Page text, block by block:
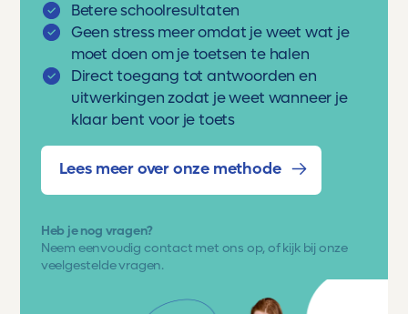
Betere schoolresultaten
Geen stress meer omdat je weet wat je
moet doen om je toetsen te halen
Direct toegang tot antwoorden en
uitwerkingen zodat je weet wanneer je
klaar bent voor je toets
Lees meer over onze methode
Heb je nog vragen?
Neem eenvoudig contact met ons op, of kijk bij onze
veelgestelde vragen.